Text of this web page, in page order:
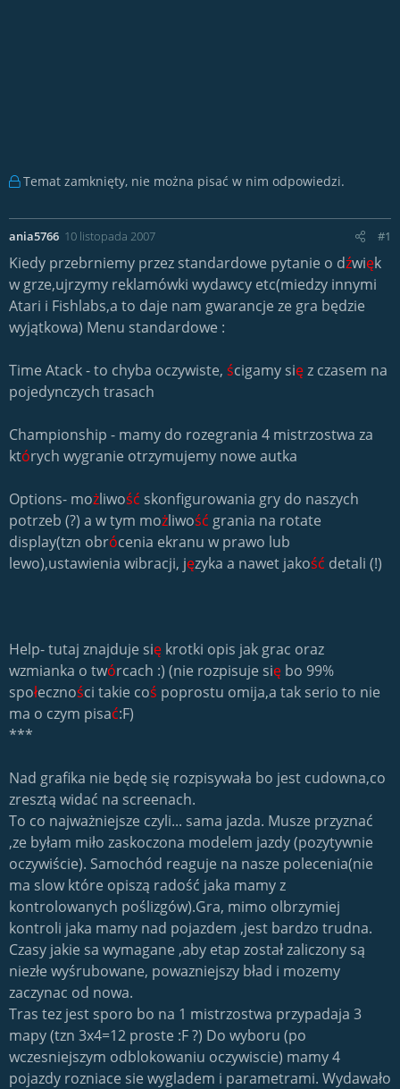
Temat zamknięty, nie można pisać w nim odpowiedzi.
ania5766 10 listopada 2007 #1
Kiedy przebrniemy przez standardowe pytanie o dźwięk
w grze,ujrzymy reklamówki wydawcy etc(miedzy innymi
Atari i Fishlabs,a to daje nam gwarancje ze gra będzie
wyjątkowa) Menu standardowe :
Time Atack - to chyba oczywiste, ścigamy sięz czasem na
pojedynczych trasach
Championship - mamy do rozegrania 4 mistrzostwa za
których wygranie otrzymujemy nowe autka
Options- możliwość skonfigurowania gry do naszych
potrzeb (?) a w tym możliwość grania na rotate
display(tzn obrócenia ekranu w prawo lub
lewo),ustawienia wibracji, języka a nawet jakość detali (!)
Help- tutaj znajduje się krotki opis jak grac oraz
wzmianka o twórcach :) (nie rozpisuje się bo 99%
społeczności takie coś poprostu omija,a tak serio to nie
ma o czym pisać:F)
***
Nad grafika nie będę się rozpisywała bo jest cudowna,co
zresztą widać na screenach.
To co najważniejsze czyli... sama jazda. Musze przyznać
,ze byłam miło zaskoczona modelem jazdy (pozytywnie
oczywiście). Samochód reaguje na nasze polecenia(nie
ma slow które opiszą radość jaka mamy z
kontrolowanych poślizgów).Gra, mimo olbrzymiej
kontroli jaka mamy nad pojazdem ,jest bardzo trudna.
Czasy jakie sa wymagane ,aby etap został zaliczony są
niezłe wyśrubowane, powazniejszy bład i mozemy
zaczynac od nowa.
Tras tez jest sporo bo na 1 mistrzostwa przypadaja 3
mapy (tzn 3x4=12 proste :F ?) Do wyboru (po
wczesniejszym odblokowaniu oczywiscie) mamy 4
pojazdy rozniace sie wygladem i parametrami. Wydawało